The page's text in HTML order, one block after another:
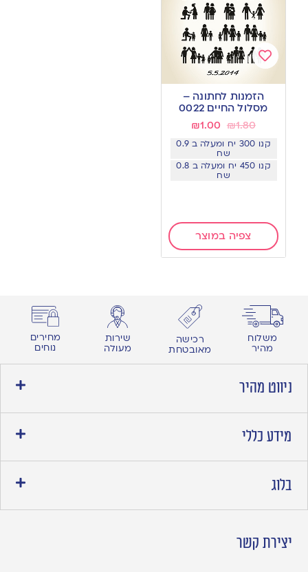
to
wishlist
הזמנות לחתונה –
מסלול החיים 0022
₪1.80
₪1.00
קנו 300 יח ומעלה ב 0.9
שח
קנו 450 יח ומעלה ב 0.8
שח
צפיה במוצר
משלוח
מהיר
רכישה
מאובטחת
שירות
מעולה
מחירים
נוחים
ניווט מהיר
מידע כללי
בלוג
יצירת קשר